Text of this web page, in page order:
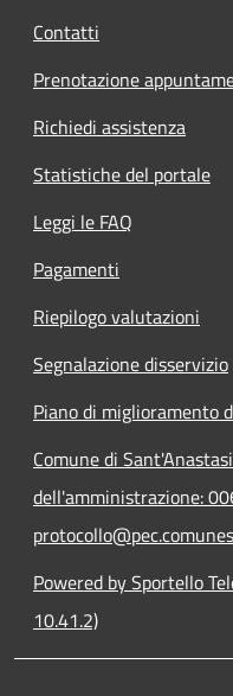
Contatti
Prenotazione
Richiedi assistenza
Statistiche del portale
Leggi le FAQ
Pagamenti
Riepilogo valutazioni
Segnalazione disservizio
Piano di miglioramento
Comune di
dell'amministrazione:
Powered by Sportello
10.41.2)